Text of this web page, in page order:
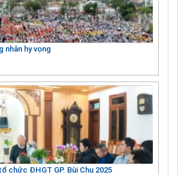
nhân hy vọng
chức ĐHGT GP. Bùi Chu 2025